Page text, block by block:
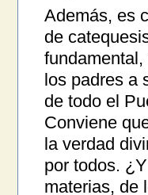
Además, es
de
los padres a
de todo el
Conviene
la verdad
por todos.
materias, de